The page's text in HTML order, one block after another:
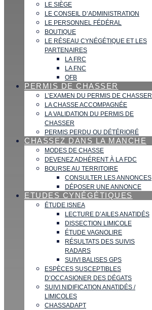
LE SIÈGE
LE CONSEIL D’ADMINISTRATION
LE PERSONNEL FÉDÉRAL
BOUTIQUE
LE RÉSEAU CYNÉGÉTIQUE ET LES
PARTENAIRES
LA FRC
LA FNC
OFB
PERMIS DE CHASSER
L’EXAMEN DU PERMIS DE CHASSER
LA CHASSE ACCOMPAGNÉE
LA VALIDATION DU PERMIS DE
CHASSER
PERMIS PERDU OU DÉTÉRIORÉ
CHASSEZ DANS LA MANCHE
MODES DE CHASSE
DEVENEZ ADHÉRENT À LA FDC
BOURSE AU TERRITOIRE
CONSULTER LES ANNONCES
DÉPOSER UNE ANNONCE
ETUDES CYNÉGÉTIQUES
ÉTUDE ISNEA
LECTURE D’AILES ANATIDÉS
DISSECTION LIMICOLE
ÉTUDE VAGNOLIRE
RÉSULTATS DES SUIVIS
RADARS
SUIVI BALISES GPS
ESPÈCES SUSCEPTIBLES
D’OCCASIONER DES DÉGATS
SUIVI NIDIFICATION ANATIDÉS /
LIMICOLES
CHASSADAPT